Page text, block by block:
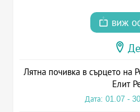
виж
Лятна почивка в сърцето на
Елит
Дата: 01.07 -